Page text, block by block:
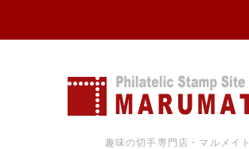
趣味の切手専門店・マルメイト